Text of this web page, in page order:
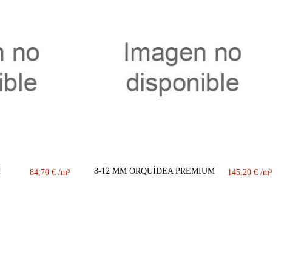
84,70 € 8-12 MM ORQUÍDEA PREMIUM 145,20 €